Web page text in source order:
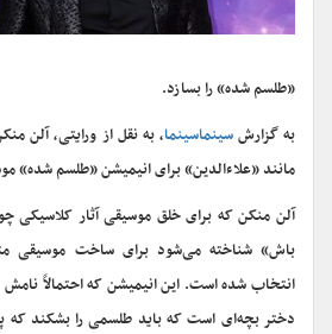
«طلسم شده» را بسازد.
به گزارشسینماسینما، به نقل از ورایتی، آلن
مانند «علاء‌الدین» برای انیمیشن «طلسم شده»
آلن منکن که برای خلق موسیقی آثار کلاسیکی
باش» شناخته می‌شود برای ساخت موسیقی
انتخاب شده است. این انیمیشن که احتمالاً نامش
دختر بچه‌ای است که باید طلسمی را بشکند